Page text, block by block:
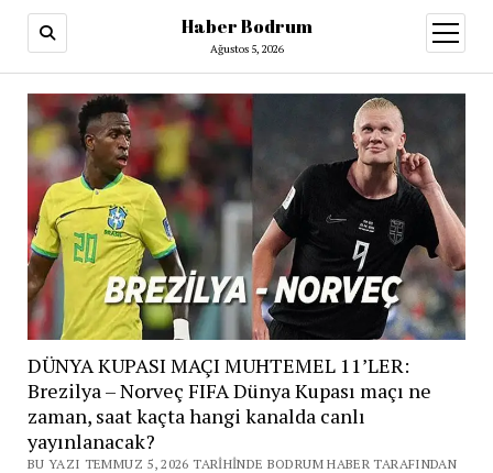
Haber Bodrum
Ağustos 5, 2026
aç
DÜNYA KUPASI MAÇI MUHTEMEL 11’LER:
Brezilya – Norveç FIFA Dünya Kupası maçı ne
zaman, saat kaçta hangi kanalda canlı
yayınlanacak?
BU YAZI TEMMUZ 5, 2026 TARIHINDE BODRUM HABER TARAFINDAN